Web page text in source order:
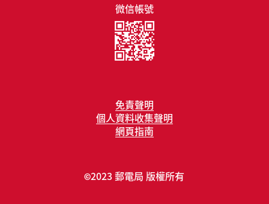
免責聲明
個人資料收集聲明
網頁指南
微信帳號
©2023 郵電局 版權所有